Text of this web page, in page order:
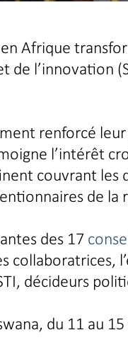
Afrique
de l’innovation
renforcé
l’intérêt
couvrant les
de la
des 17
collaboratrices,
décideurs
du 11 au